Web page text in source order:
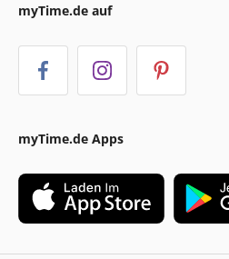
myTime.de auf
myTime.de Apps